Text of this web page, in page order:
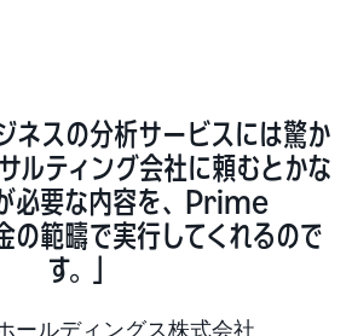
ネスの分析サービスには驚か
ルティング会社に頼むとかな
必要な内容を、Prime
範疇で実行してくれるので
す。」
ールディングス株式会社